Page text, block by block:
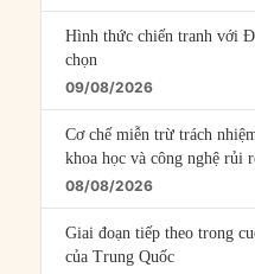
Hình thức chiến tranh với
chọn
09/08/2026
Cơ chế miễn trừ trách
khoa học và công nghệ rủi
08/08/2026
Giai đoạn tiếp theo trong
của Trung Quốc